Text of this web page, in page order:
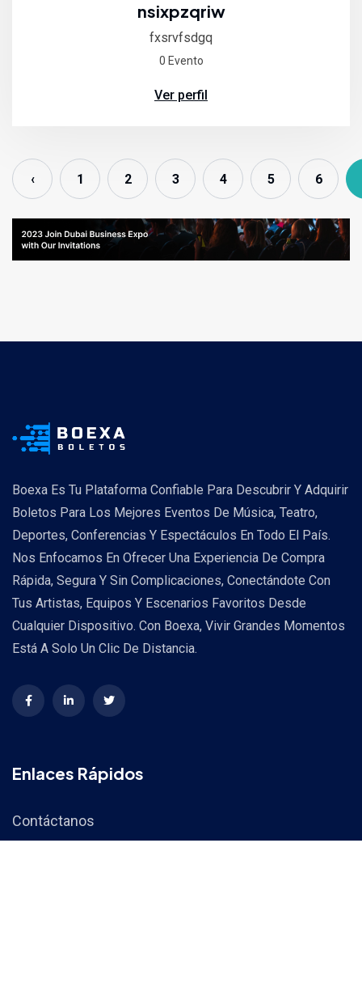
nsixpzqriw
fxsrvfsdgq
0 Evento
Ver perfil
‹ 1 2 3 4 5 6
Boexa Es Tu Plataforma Confiable Para Descubrir Y Adquirir
Boletos Para Los Mejores Eventos De Música, Teatro,
Deportes, Conferencias Y Espectáculos En Todo El País.
Nos Enfocamos En Ofrecer Una Experiencia De Compra
Rápida, Segura Y Sin Complicaciones, Conectándote Con
Tus Artistas, Equipos Y Escenarios Favoritos Desde
Cualquier Dispositivo. Con Boexa, Vivir Grandes Momentos
Está A Solo Un Clic De Distancia.
Enlaces Rápidos
Contáctanos